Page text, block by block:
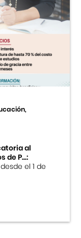
al
de P...:
el 1 de